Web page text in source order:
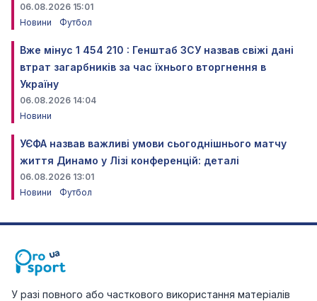
06.08.2026 15:01
Новини
Футбол
Вже мінус 1 454 210 : Генштаб ЗСУ назвав свіжі дані
втрат загарбників за час їхнього вторгнення в
Україну
06.08.2026 14:04
Новини
УЄФА назвав важливі умови сьогоднішнього матчу
життя Динамо у Лізі конференцій: деталі
06.08.2026 13:01
Новини
Футбол
У разі повного або часткового використання матеріалів